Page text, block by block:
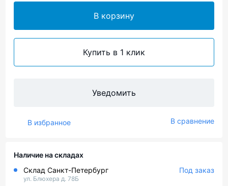
В корзину
Купить в 1 клик
Уведомить
В избранное В сравнение
Наличие на складах
Склад Санкт-Петербург
Под заказ
ул. Блюхера д. 78Б